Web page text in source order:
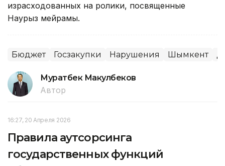
израсходованных на ролики, посвященные
Наурыз мейрамы.
Бюджет Госзакупки Нарушения Шымкент
Муратбек Макулбеков
Автор
16:27, 20 Апреля 2026
Правила аутсорсинга
государственных функций